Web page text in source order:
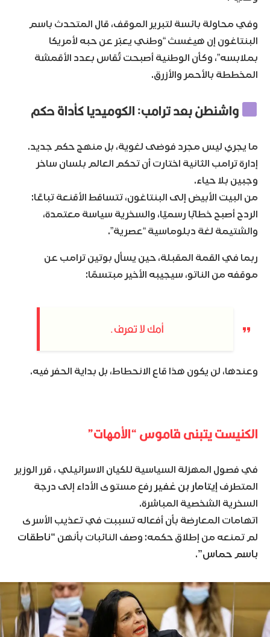
وفي محاولة بائسة لتبرير الموقف، قال المتحدث باسم
البنتاغون إن هيغسث “وطني يعبّر عن حبه لأمريكا
بملابسه”، وكأن الوطنية أصبحت تُقاس بعدد الأقمشة
المخططة بالأحمر والأزرق.
واشنطن بعد ترامب: الكوميديا كأداة حكم
ما يجري ليس مجرد فوضى لغوية، بل منهج حكم جديد.
إدارة ترامب الثانية اختارت أن تحكم العالم بلسان ساخر
وجبين بلا حياء.
من البيت الأبيض إلى البنتاغون، تتساقط الأقنعة تباعًا:
الردح أصبح خطابًا رسميًا، والسخرية سياسة معتمدة،
والشتيمة لغة دبلوماسية “عصرية”.
ربما في القمة المقبلة، حين يسأل بوتين ترامب عن
موقفه من الناتو، سيجيبه الأخير مبتسمًا:
أمك لا تعرف.
وعندها، لن يكون هذا قاع الانحطاط، بل بداية الحفر فيه.
الكنيست يتبنى قاموس “الأمهات”
في فصول المهزلة السياسية للكيان الاسرائيلي ، قرر الوزير
المتطرف إيتامار بن غفير رفع مستوى الأداء إلى درجة
السخرية الشخصية المباشرة.
اتهامات المعارضة بأن أفعاله تسببت في تعذيب الأسرى
لم تمنعه من إطلاق حكمه: وصف النائبات بأنهن “ناطقات
باسم حماس”.